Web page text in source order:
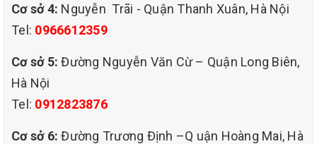
Cơ sở 4: Nguyễn Trãi - Quận Thanh Xuân, Hà Nội
Tel: 0966612359
Cơ sở 5: Đường Nguyễn Văn Cừ – Quận Long Biên,
Hà Nội
Tel: 0912823876
Cơ sở 6: Đường Trương Định –Q uận Hoàng Mai, Hà